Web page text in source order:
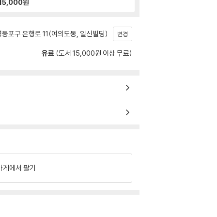
원
포구 은행로 11(여의도동, 일신빌딩) 변경
유료 (도서 15,000원 이상 무료)
게에서 팔기